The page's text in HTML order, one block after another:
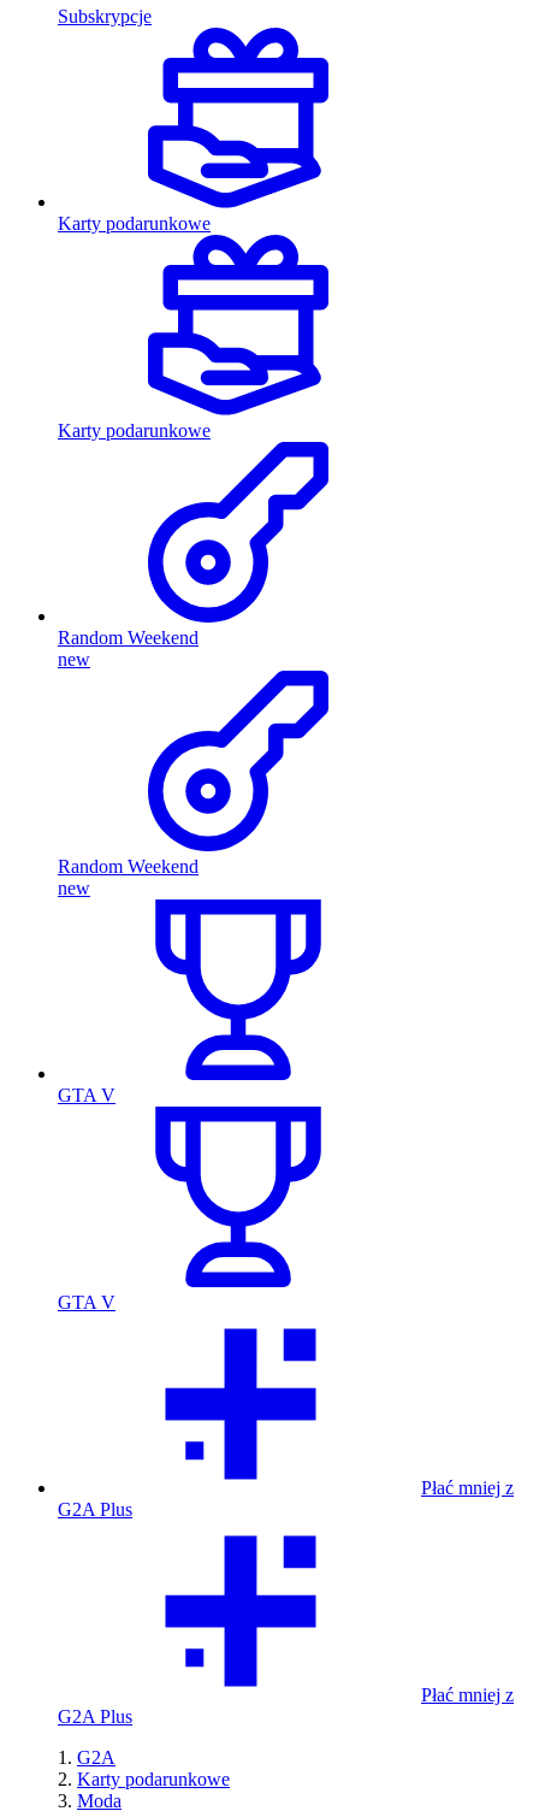
Subskrypcje
Karty podarunkowe
Karty podarunkowe
Random Weekend
new
Random Weekend
new
GTA V
GTA V
Płać mniej z
G2A Plus
Płać mniej z
G2A Plus
G2A
Karty podarunkowe
Moda